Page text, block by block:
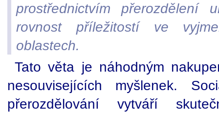
prostřednictvím přerozdělení
rovnost příležitostí ve
oblastech.
Tato věta je náhodným
nesouvisejících myšlenek.
přerozdělování vytváří